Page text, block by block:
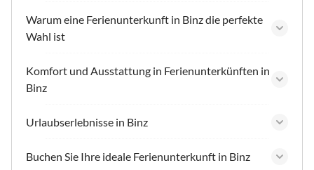
Warum eine Ferienunterkunft in Binz die perfekte
Wahl ist
Komfort und Ausstattung in Ferienunterkünften in
Binz
Urlaubserlebnisse in Binz
Buchen Sie Ihre ideale Ferienunterkunft in Binz